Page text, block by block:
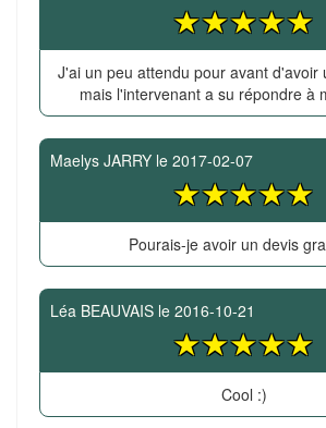
J'ai un peu attendu pour avant d'avoir
mais l'intervenant a su répondre à
Maelys JARRY le 2017-02-07
Pourais-je avoir un devis
Léa BEAUVAIS le 2016-10-21
Cool :)